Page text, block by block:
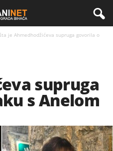
je Ahmedhodžićeva supruga govorila o
supruga
s Anelom